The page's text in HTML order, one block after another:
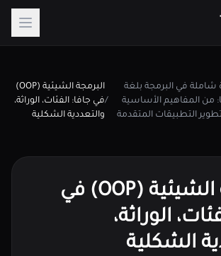
شاملة في البرمجة بلغة
من المفاهيم الأساسية
التطبيقات المتقدمة
/
البرمجة الشيئية (OOP)
في جافا: الفئات، الوراثة،
والتعددية الشكلية
البرمجة الشيئية (OOP) في
الوراثة،
الشكلية